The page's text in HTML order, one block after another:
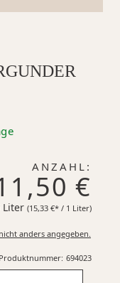
ANZAHL:
€
Liter (15,33 €* / 1 Liter)15,33
anders angegeben.
Produktnummer: 694023